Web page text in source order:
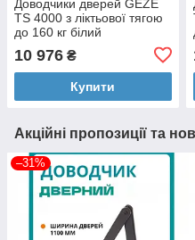
Доводчики дверей GEZE
TS 4000 з ліктьової тягою
до 160 кг білий
10 976 ₴
Купити
Акційні пропозиції та
–31%